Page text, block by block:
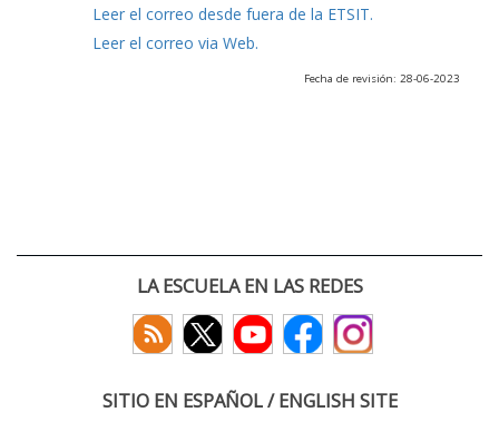
Leer el correo desde fuera de la ETSIT.
Leer el correo via Web.
Fecha de revisión: 28-06-2023
LA ESCUELA EN LAS REDES
SITIO EN ESPAÑOL / ENGLISH SITE